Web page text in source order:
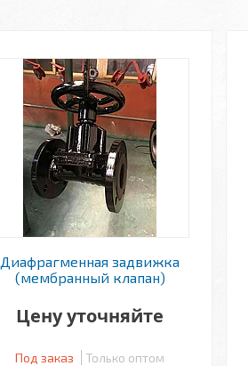
Диафрагменная задвижка
(мембранный клапан)
Цену уточняйте
Под заказ Только оптом